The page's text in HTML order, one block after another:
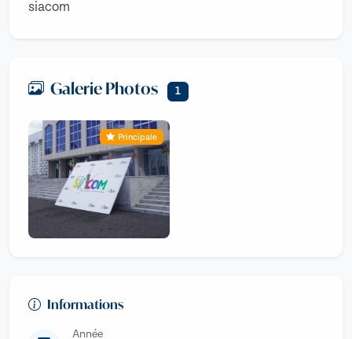
siacom
Galerie Photos 1
Principale
Informations
Année